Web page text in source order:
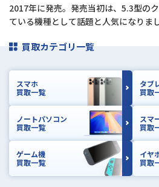
2017年に発売。発売当初は、5.3型の
ている機種として話題と人気になりまし
買取カテゴリ一覧
スマホ
買取一覧
タブ
買取
ノートパソコン
買取一覧
スマ
買取
ゲーム機
買取一覧
イヤ
買取